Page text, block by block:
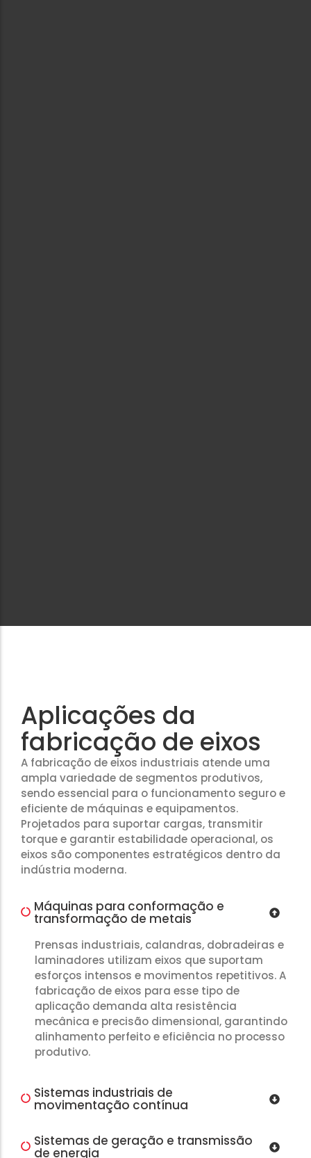
Aplicações da
fabricação de eixos
A fabricação de eixos industriais atende uma
ampla variedade de segmentos produtivos,
sendo essencial para o funcionamento seguro e
eficiente de máquinas e equipamentos.
Projetados para suportar cargas, transmitir
torque e garantir estabilidade operacional, os
eixos são componentes estratégicos dentro da
indústria moderna.
Máquinas para conformação e
transformação de metais
Prensas industriais, calandras, dobradeiras e
laminadores utilizam eixos que suportam
esforços intensos e movimentos repetitivos. A
fabricação de eixos para esse tipo de
aplicação demanda alta resistência
mecânica e precisão dimensional, garantindo
alinhamento perfeito e eficiência no processo
produtivo.
Sistemas industriais de
movimentação contínua
Sistemas de geração e transmissão
de energia